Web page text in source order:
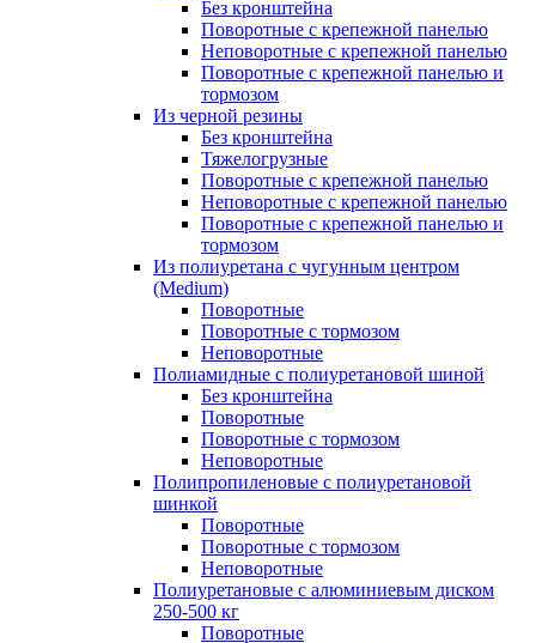
Без кронштейна
Поворотные с крепежной панелью
Неповоротные с крепежной панелью
Поворотные с крепежной панелью и
тормозом
Из черной резины
Без кронштейна
Тяжелогрузные
Поворотные с крепежной панелью
Неповоротные с крепежной панелью
Поворотные с крепежной панелью и
тормозом
Из полиуретана с чугунным центром
(Medium)
Поворотные
Поворотные с тормозом
Неповоротные
Полиамидные с полиуретановой шиной
Без кронштейна
Поворотные
Поворотные с тормозом
Неповоротные
Полипропиленовые с полиуретановой
шинкой
Поворотные
Поворотные с тормозом
Неповоротные
Полиуретановые с алюминиевым диском
250-500 кг
Поворотные